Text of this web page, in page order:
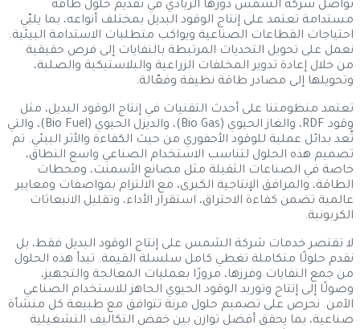
تواصل شركة الشمس دورها الريادي في تقديم حلول طاقة
مستدامة تعتمد على إنتاج الوقود البديل بمختلف أنواعه، بما يلبّي
احتياجات القطاعات الصناعية ويواكب متطلبات الاستدامة البيئية.
نعمل على تحويل التحديات المرتبطة بالنفايات إلى فرص حقيقية
من خلال إعادة تدوير المخلفات الزراعية والبلاستيكية والصلبة،
وتحويلها إلى مصادر طاقة نظيفة وفعّالة.
تعتمد منظومتنا على أحدث التقنيات في إنتاج الوقود البديل، مثل
وقود RDF، والغاز الحيوي (Bio Gas)، والديزل الحيوي (Bio Fuel)، والتي
تُعد بدائل عملية للوقود الأحفوري من حيث الكفاءة والأثر البيئي. تم
تصميم هذه الحلول لتناسب الاستخدام الصناعي واسع النطاق،
خاصة في الصناعات الثقيلة مثل مصانع الأسمنت، ومحطات
الطاقة، والمرافق الإنتاجية الكبرى، مع الالتزام بمواصفات ومعايير
عالمية تضمن كفاءة الاحتراق، استقرار الأداء، وتقليل الانبعاثات
الكربونية.
لا تقتصر خدمات شركة الشمس على إنتاج الوقود البديل فقط، بل
نقدم حلولًا متكاملة تغطي كامل سلسلة القيمة. تبدأ هذه الحلول
من جمع النفايات وفرزها، مرورًا بعمليات المعالجة والتجهيز،
وصولًا إلى إنتاج وتوريد الوقود الحيوي الجاهز للاستخدام الصناعي
الآمن. نحرص على تصميم حلول مرنة تتوافق مع طبيعة كل منشأة
صناعية، بما يحقق أفضل توازن بين خفض التكاليف التشغيلية